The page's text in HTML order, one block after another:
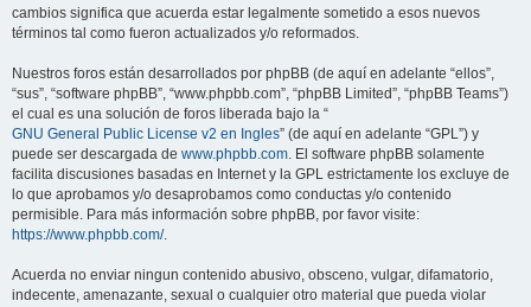
cambios significa que acuerda estar legalmente sometido a esos nuevos
términos tal como fueron actualizados y/o reformados.
Nuestros foros están desarrollados por phpBB (de aquí en adelante “ellos”,
“sus”, “software phpBB”, “www.phpbb.com”, “phpBB Limited”, “phpBB Teams”)
el cual es una solución de foros liberada bajo la “
GNU General Public License v2 en Ingles” (de aquí en adelante “GPL”) y
puede ser descargada de www.phpbb.com. El software phpBB solamente
facilita discusiones basadas en Internet y la GPL estrictamente los excluye de
lo que aprobamos y/o desaprobamos como conductas y/o contenido
permisible. Para más información sobre phpBB, por favor visite:
https://www.phpbb.com/.
Acuerda no enviar ningun contenido abusivo, obsceno, vulgar, difamatorio,
indecente, amenazante, sexual o cualquier otro material que pueda violar